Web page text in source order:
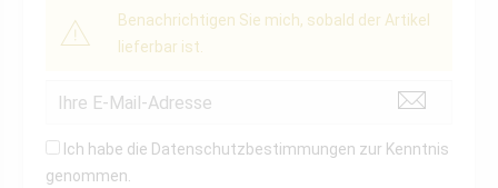
Benachrichtigen Sie mich, sobald der Artikel
lieferbar ist.
Ich habe die Datenschutzbestimmungen zur Kenntnis
genommen.